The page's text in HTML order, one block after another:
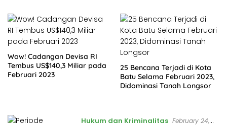
Wow! Cadangan Devisa RI
Tembus US$140,3 Miliar pada
Februari 2023
25 Bencana Terjadi di Kota
Batu Selama Februari 2023,
Didominasi Tanah Longsor
Hukum dan Kriminalitas February 24,